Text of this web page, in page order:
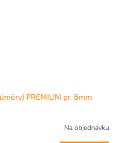
PREMIUM pr. 6mm
Na objednávku